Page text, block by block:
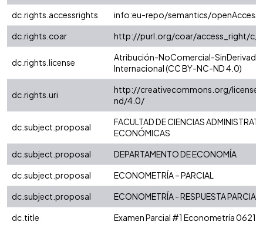
dc.rights.accessrights
info:eu-repo/semantics/openAccess
dc.rights.coar
http://purl.org/coar/access_right/
dc.rights.license
Atribución-NoComercial-
Internacional (CC BY-NC-ND 4.0)
dc.rights.uri
http://creativecommons.org/
nd/4.0/
dc.subject.proposal
FACULTAD DE CIENCIAS
ECONÓMICAS
dc.subject.proposal
DEPARTAMENTO DE ECONOMÍA
dc.subject.proposal
ECONOMETRÍA – PARCIAL
dc.subject.proposal
ECONOMETRÍA - RESPUESTA PARCIAL
dc.title
Examen Parcial #1 Econometría 06216